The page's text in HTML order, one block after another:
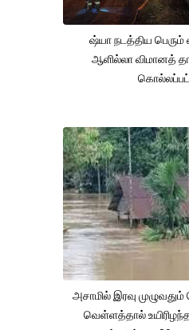
ஷ்யா நடத்திய
ஆளில்லா விமானத்
அசாமில் இரவு
வெள்ளத்தால்